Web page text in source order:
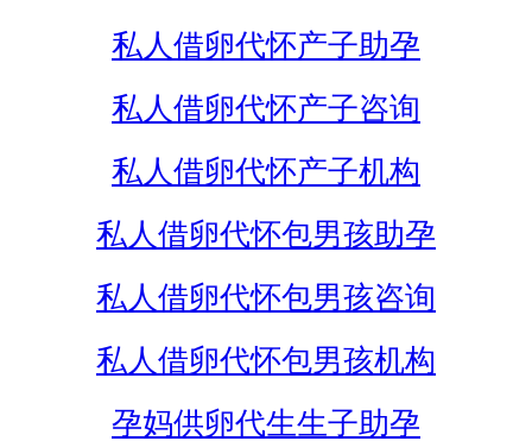
私人借卵代怀产子助孕
私人借卵代怀产子咨询
私人借卵代怀产子机构
私人借卵代怀包男孩助孕
私人借卵代怀包男孩咨询
私人借卵代怀包男孩机构
孕妈供卵代生生子助孕